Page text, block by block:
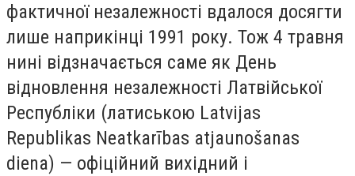
фактичної незалежності вдалося досягти
лише наприкінці 1991 року. Тож 4 травня
нині відзначається саме як День
відновлення незалежності Латвійської
Республіки (латиською Latvijas
Republikas Neatkarības atjaunošanas
diena) — офіційний вихідний і